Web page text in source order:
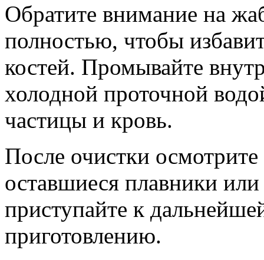
Обратите внимание на
полностью, чтобы
костей. Промывайте
холодной проточной
частицы и кровь.
После очистки
оставшиеся плавники
приступайте к
приготовлению.